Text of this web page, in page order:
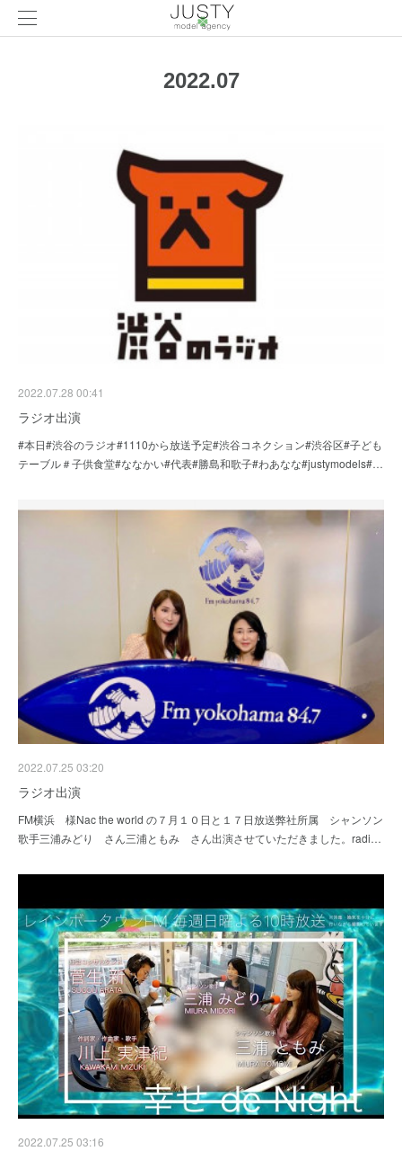
2022.07
2022.07.28 00:41
ラジオ出演
#本日#渋谷のラジオ#1110から放送予定#渋谷コネクション#渋谷区#子ども
テーブル＃子供食堂#ななかい#代表#勝島和歌子#わあなな#justymodels#…
2022.07.25 03:20
ラジオ出演
FM横浜 様Nac the world の７月１０日と１７日放送弊社所属 シャンソン
歌手三浦みどり さん三浦ともみ さん出演させていただきました。radi…
2022.07.25 03:16